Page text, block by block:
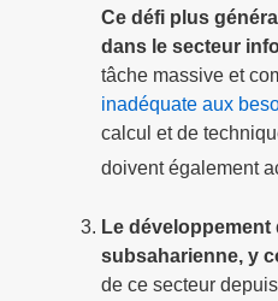
Ce défi plus
dans le secteur
tâche massive et
inadéquate aux
calcul et de
doivent également
Le
subsaharienne, y
de ce secteur